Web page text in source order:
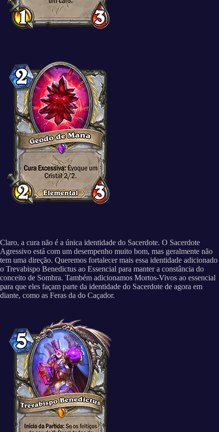
Claro, a cura não é a única identidade do Sacerdote. O Sacerdote
Agressivo está com um desempenho muito bom, mas geralmente não
tem uma direção. Queremos fortalecer mais essa identidade adicionado
o Trevabispo Benedictus ao Essencial para manter a constância do
conceito de Sombra. Também adicionamos Mortos-Vivos ao essencial
para que eles façam parte da identidade do Sacerdote de agora em
diante, como as Feras da do Caçador.